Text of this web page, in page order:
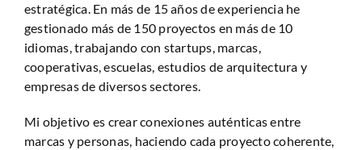
estratégica. En más de 15 años de experiencia he
gestionado más de 150 proyectos en más de 10
idiomas, trabajando con startups, marcas,
cooperativas, escuelas, estudios de arquitectura y
empresas de diversos sectores.
Mi objetivo es crear conexiones auténticas entre
marcas y personas, haciendo cada proyecto coherente,